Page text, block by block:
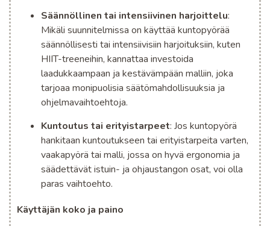
Säännöllinen tai intensiivinen harjoittelu:
Mikäli suunnitelmissa on käyttää kuntopyörää
säännöllisesti tai intensiivisiin harjoituksiin, kuten
HIIT-treeneihin, kannattaa investoida
laadukkaampaan ja kestävämpään malliin, joka
tarjoaa monipuolisia säätömahdollisuuksia ja
ohjelmavaihtoehtoja.
Kuntoutus tai erityistarpeet: Jos kuntopyörä
hankitaan kuntoutukseen tai erityistarpeita varten,
vaakapyörä tai malli, jossa on hyvä ergonomia ja
säädettävät istuin- ja ohjaustangon osat, voi olla
paras vaihtoehto.
Käyttäjän koko ja paino